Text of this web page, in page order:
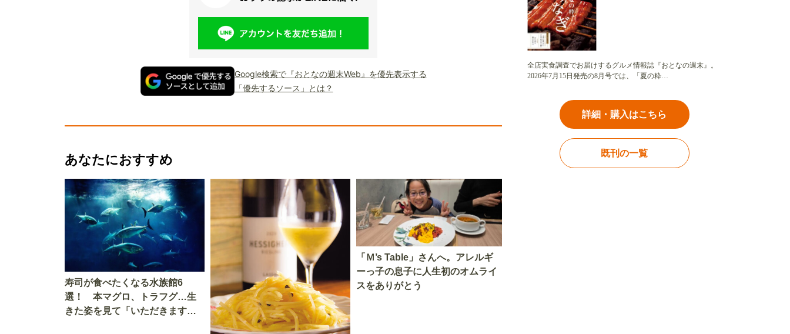
Google検索で『おとなの週末Web』を優先表示する
「優先するソース」とは？
あなたにおすすめ
寿司が食べたくなる水族館6
選！ 本マグロ、トラフグ…生
きた姿を見て「いただきます」
「Ｍ’s Table」さんへ。アレルギ
ーっ子の息子に人生初のオムライ
スをありがとう
全店実食調査でお届けするグルメ情報誌『おとなの週末』。
2026年7月15日発売の8月号では、「夏の粋…
詳細・購入はこちら
既刊の一覧